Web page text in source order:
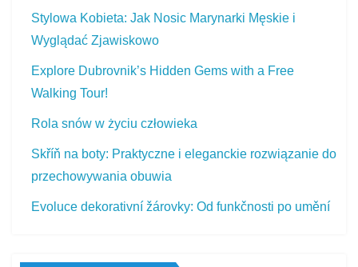
Stylowa Kobieta: Jak Nosic Marynarki Męskie i
Wyglądać Zjawiskowo
Explore Dubrovnik’s Hidden Gems with a Free
Walking Tour!
Rola snów w życiu człowieka
Skříň na boty: Praktyczne i eleganckie rozwiązanie do
przechowywania obuwia
Evoluce dekorativní žárovky: Od funkčnosti po umění